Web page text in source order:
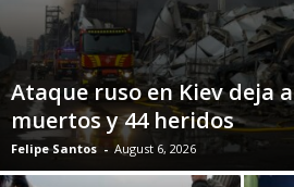
Ataque ruso en Kiev deja
muertos y 44 heridos
Felipe Santos - August 6, 2026